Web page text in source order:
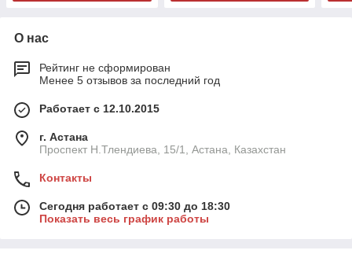
О нас
Рейтинг не сформирован
Менее 5 отзывов за последний год
Работает с 12.10.2015
г. Астана
Проспект Н.Тлендиева, 15/1, Астана, Казахстан
Контакты
Сегодня работает с 09:30 до 18:30
Показать весь график работы